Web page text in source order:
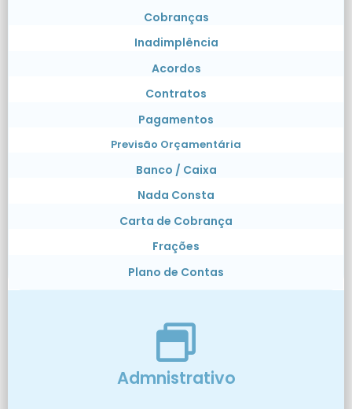
Cobranças
Inadimplência
Acordos
Contratos
Pagamentos
Previsão Orçamentária
Banco / Caixa
Nada Consta
Carta de Cobrança
Frações
Plano de Contas
Admnistrativo